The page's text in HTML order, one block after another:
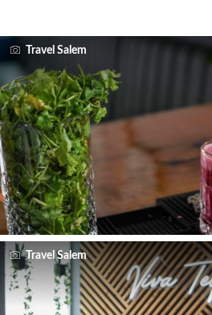
Travel Salem
Travel Salem